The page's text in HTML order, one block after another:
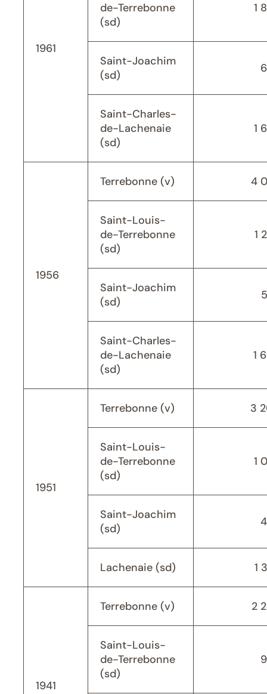
1961
de-Terrebonne
(sd)
1
Saint-Joachim
(sd)
Saint-Charles-
de-Lachenaie
(sd)
1
1956
Terrebonne (v) 4
Saint-Louis-
de-Terrebonne
(sd)
1
Saint-Joachim
(sd)
Saint-Charles-
de-Lachenaie
(sd)
1
1951
Terrebonne (v) 3
Saint-Louis-
de-Terrebonne
(sd)
1
Saint-Joachim
(sd)
Lachenaie (sd) 1
1941
Terrebonne (v) 2
Saint-Louis-
de-Terrebonne
(sd)